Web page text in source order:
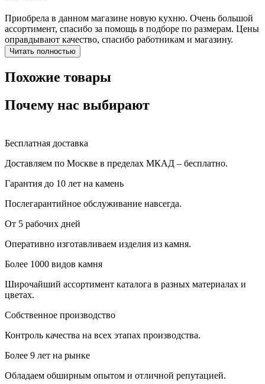
Приобрела в данном магазине новую кухню. Очень большой
ассортимент, спасибо за помощь в подборе по размерам. Цены
оправдывают качество, спасибо работникам и магазину.
Читать полностью
Похожие товары
Почему нас выбирают
Бесплатная доставка
Доставляем по Москве в пределах МКАД – бесплатно.
Гарантия до 10 лет на камень
Послегарантийное обслуживание навсегда.
От 5 рабочих дней
Оперативно изготавливаем изделия из камня.
Более 1000 видов камня
Широчайший ассортимент каталога в разных материалах и
цветах.
Собственное производство
Контроль качества на всех этапах производства.
Более 9 лет на рынке
Обладаем обширным опытом и отличной репутацией.